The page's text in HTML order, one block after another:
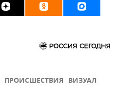
ПРОИСШЕСТВИЯ ВИЗУАЛ